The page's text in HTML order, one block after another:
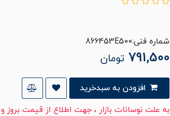
شماره فنی:866453E500
791,500 تومان
به علت نوسانات بازار ، جهت اطلاع از قیمت